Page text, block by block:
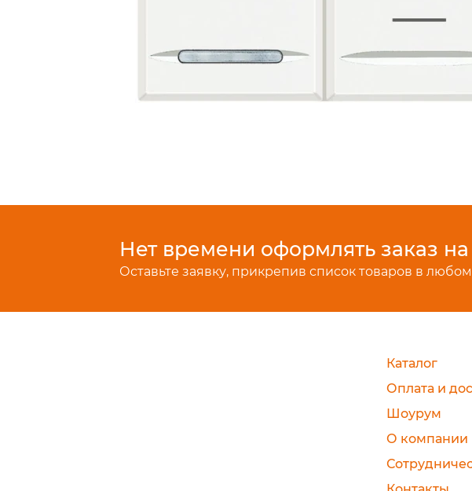
Нет времени оформлять заказ на
Оставьте заявку, прикрепив список товаров в
Каталог
Оплата и
Шоурум
О компании